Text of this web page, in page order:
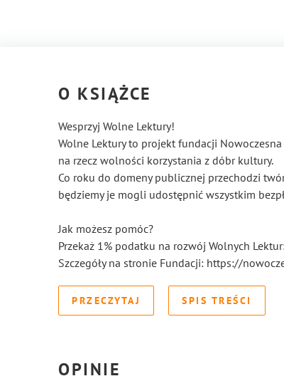
O KSIĄŻCE
Wesprzyj Wolne Lektury!
Wolne Lektury to projekt fundacji
na rzecz wolności korzystania z dóbr kultury.
Co roku do domeny publicznej przechodzi
będziemy je mogli udostępnić wszystkim
Jak możesz pomóc?
Przekaż 1% podatku na rozwój Wolnych
Szczegóły na stronie Fundacji: https://
PRZECZYTAJ SPIS TREŚCI
OPINIE